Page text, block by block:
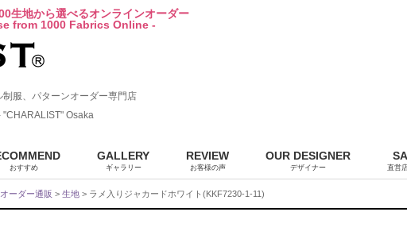
生地から選べるオンラインオーダー
from 1000 Fabrics Online -
服、パターンオーダー専門店
Osaka
おすすめ
GALLERY
ギャラリー
REVIEW
お客様の声
OUR DESIGNER
デザイナー 直営
ーダー通販 > 生地 > ラメ入りジャカードホワイト(KKF7230-1-11)